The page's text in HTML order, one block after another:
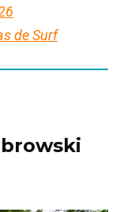
de Surf